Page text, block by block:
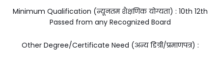
Minimum Qualification (न्यूनतम शैक्षणिक योग्यता) : 10th 12th
Passed from any Recognized Board
Other Degree/Certificate Need (अन्य डिग्री/प्रमाणपत्र) :